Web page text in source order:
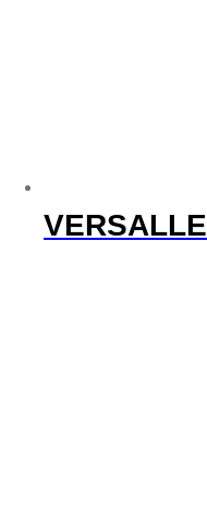
VERSALLE